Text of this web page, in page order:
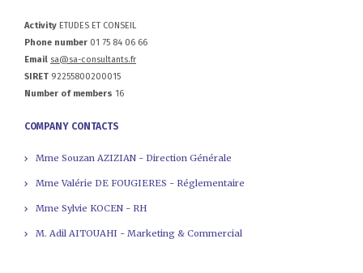
Activity ETUDES ET CONSEIL
Phone number 01 75 84 06 66
Email sa@sa-consultants.fr
SIRET 92255800200015
Number of members 16
COMPANY CONTACTS
Mme Souzan AZIZIAN - Direction Générale
Mme Valérie DE FOUGIERES - Réglementaire
Mme Sylvie KOCEN - RH
M. Adil AITOUAHI - Marketing & Commercial